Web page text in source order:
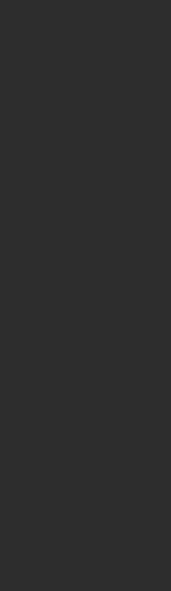
vers un point
uniquement
au panier, basé
calculés dans le